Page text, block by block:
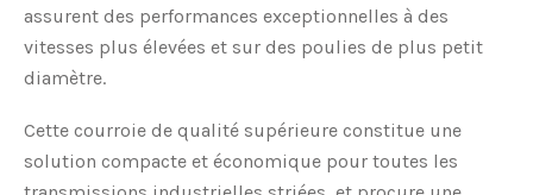
assurent des performances exceptionnelles à des
vitesses plus élevées et sur des poulies de plus petit
diamètre.
Cette courroie de qualité supérieure constitue une
solution compacte et économique pour toutes les